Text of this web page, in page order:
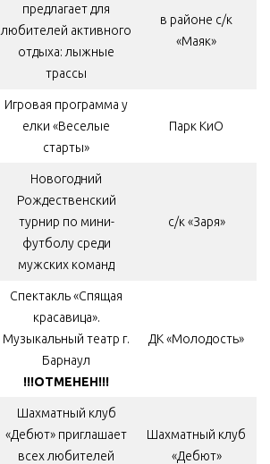
предлагает для
любителей активного
отдыха: лыжные
трассы
в районе с/к
«Маяк»
Игровая программа у
елки «Веселые
старты»
Парк КиО
Новогодний
Рождественский
турнир по мини-
футболу среди
мужских команд
с/к «Заря»
Спектакль «Спящая
красавица».
Музыкальный театр г.
Барнаул
!!!ОТМЕНЕН!!!
ДК «Молодость»
Шахматный клуб
«Дебют» приглашает
всех любителей
Шахматный клуб
«Дебют»